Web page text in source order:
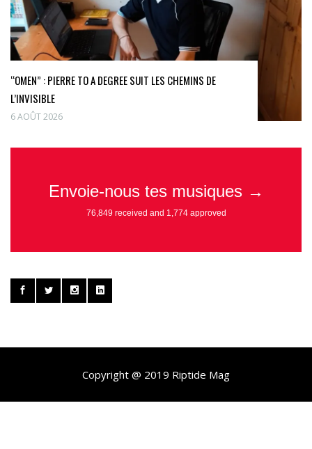
“OMEN” : PIERRE TO A DEGREE SUIT LES CHEMINS DE
L’INVISIBLE
6 AOÛT 2026
Copyright @ 2019 Riptide Mag